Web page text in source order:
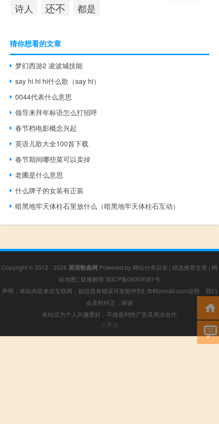
诗人 还不 都是
猜你想看的文章
梦幻西游2 凌波城技能
say hi hi hi什么歌（say hi）
0044代表什么意思
领导来拜年标语怎么打招呼
春节档电影概念兴起
英语儿歌大全100首下载
春节期间哪些菜可以卖掉
老圃是什么意思
什么牌子的女装有正装
暗黑地牢天体柱石里放什么（暗黑地牢天体柱石互动）
Copyright © 2012 - 2026 英语歌曲网 Powered by 网站分类目录 | 精选推荐文章 | 网
站地图 | 疑难解答 浙ICP备06009081号
声明：本站内容来自互联网，如信息有错误可发邮件到f_fb#foxmail.com说明，我们
会及时纠正，谢谢
本站仅为个人兴趣爱好，不接盈利性广告及商业合作
小男孩